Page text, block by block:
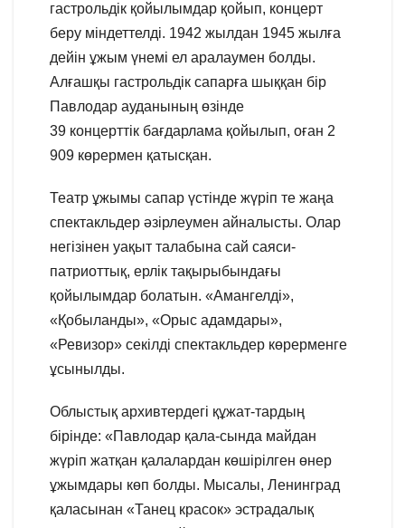
гастрольдік қойылымдар қойып, концерт
беру міндеттелді. 1942 жылдан 1945 жылға
дейін ұжым үнемі ел аралаумен болды.
Алғашқы гастрольдік сапарға шыққан бір
Павлодар ауданының өзінде
39 концерттік бағдарлама қойылып, оған 2
909 көрермен қатысқан.
Театр ұжымы сапар үстінде жүріп те жаңа
спектакльдер әзірлеумен айналысты. Олар
негізінен уақыт талабына сай саяси-
патриоттық, ерлік тақырыбындағы
қойылымдар болатын. «Амангелді»,
«Қобыланды», «Орыс адамдары»,
«Ревизор» секілді спектакльдер көрерменге
ұсынылды.
Облыстық архивтердегі құжат-тардың
бірінде: «Павлодар қала-сында майдан
жүріп жатқан қалалардан көшірілген өнер
ұжымдары көп болды. Мысалы, Ленинград
қаласынан «Танец красок» эстрадалық